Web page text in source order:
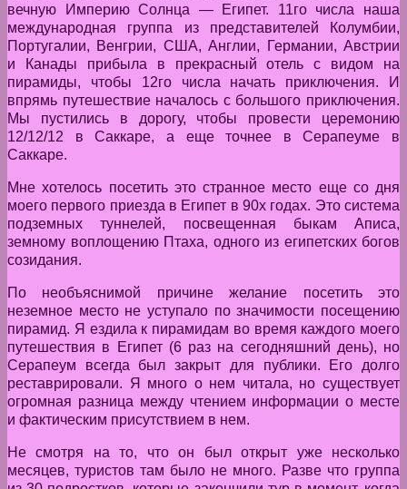
вечную Империю Солнца — Египет. 11го числа наша
международная группа из представителей Колумбии,
Португалии, Венгрии, США, Англии, Германии, Австрии
и Канады прибыла в прекрасный отель с видом на
пирамиды, чтобы 12го числа начать приключения. И
впрямь путешествие началось с большого приключения.
Мы пустились в дорогу, чтобы провести церемонию
12/12/12 в Саккаре, а еще точнее в Серапеуме в
Саккаре.
Мне хотелось посетить это странное место еще со дня
моего первого приезда в Египет в 90х годах. Это система
подземных туннелей, посвещенная быкам Аписа,
земному воплощению Птаха, одного из египетских богов
созидания.
По необъяснимой причине желание посетить это
неземное место не уступало по значимости посещению
пирамид. Я ездила к пирамидам во время каждого моего
путешествия в Египет (6 раз на сегодняшний день), но
Серапеум всегда был закрыт для публики. Его долго
реставрировали. Я много о нем читала, но существует
огромная разница между чтением информации о месте
и фактическим присутствием в нем.
Не смотря на то, что он был открыт уже несколько
месяцев, туристов там было не много. Разве что группа